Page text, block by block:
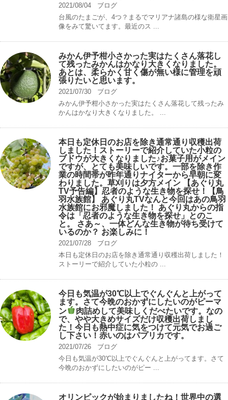
2021/08/04
ブログ
台風のたまごが、4つ？まるでマリアナ諸島の様な衛星画
像をみて驚いてます。最近のス ...
みかん伊予柑小さかった実はたくさん落花し
て残ったみかんはかなり大きくなりました。
あとは、柔らかく甘く傷が無い様に管理を頑
張りたいと思います。
2021/07/30
ブログ
みかん伊予柑小さかった実はたくさん落花して残ったみ
かんはかなり大きくなりました。 ...
本日も定休日のお店を除き通常通り収穫出荷
しました！ストーリーで紹介していた小粒の
ブドウが大きくなりました♪お菓子用がメイン
ですが、とても美味しいです。一部を除き作
業の時間帯が昨年通りナイターから早朝に変
わりました。草刈りは夕方メイン 【あぐり丸
TV予告編】忍者のような生き物を探せ！【鳥
羽水族館】 あぐり丸TVなんと今回はあの鳥羽
水族館にお邪魔しました！ あぐり丸からの指
令は「忍者のような生き物を探せ」とのこ
と。 さあ～、一体どんな生き物が待ち受けて
いるのか？ お楽しみに！
2021/07/28
ブログ
本日も定休日のお店を除き通常通り収穫出荷しました！
ストーリーで紹介していた小粒の ...
今日も気温が30℃以上でぐんぐんと上がって
ます。さて今晩のおかずにしたいのがピーマ
ン
肉詰めして美味しくだべたいです。なの
で、やや大きめサイズだけ収穫出荷しまし
た！今日も熱中症に気をつけて元気でお過ご
し下さい！赤いのはパプリカです。
2021/07/26
ブログ
今日も気温が30℃以上でぐんぐんと上がってます。さて
今晩のおかずにしたいのがピー ...
オリンピックが始まりましたね！世界中の選